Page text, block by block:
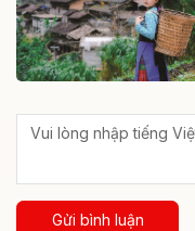
Gửi bình luận